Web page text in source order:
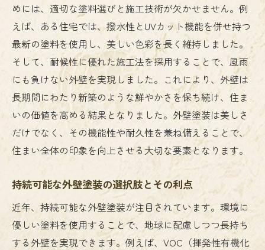
めには、適切な塗料選びと施工技術が欠かせません。例
えば、ある住宅では、撥水性とUVカット機能を併せ持つ
最新の塗料を使用し、美しい色彩を長く維持しました。
そして、耐候性に優れた施工法を採用することで、風雨
にも負けない外壁を実現しました。これにより、外壁は
長期間にわたり新築のような鮮やかさを保ち続け、住ま
いの価値を高める結果となりました。外壁塗装は美しさ
だけでなく、その機能性や耐久性を兼ね備えることで、
住まい全体の印象を向上させる大切な要素となります。
持続可能な外壁塗装の選択肢とその利点
近年、持続可能な外壁塗装が注目されています。環境に
優しい塗料を使用することで、地球に配慮しつつ長持ち
する外壁を実現できます。例えば、VOC（揮発性有機化